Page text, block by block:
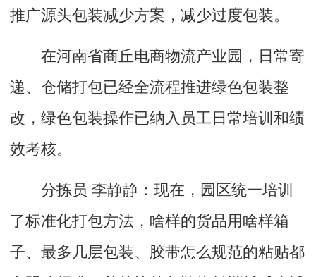
推广源头包装减少方案，减少过度包装。
在河南省商丘电商物流产业园，日常寄
递、仓储打包已经全流程推进绿色包装整
改，绿色包装操作已纳入员工日常培训和绩
效考核。
分拣员 李静静：现在，园区统一培训
了标准化打包方法，啥样的货品用啥样箱
子、最多几层包装、胶带怎么规范的粘贴都